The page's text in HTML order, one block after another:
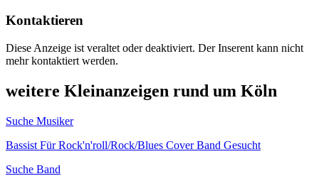
Kontaktieren
Diese Anzeige ist veraltet oder deaktiviert. Der Inserent kann nicht
mehr kontaktiert werden.
weitere Kleinanzeigen rund um Köln
Suche Musiker
Bassist Für Rock'n'roll/Rock/Blues Cover Band Gesucht
Suche Band